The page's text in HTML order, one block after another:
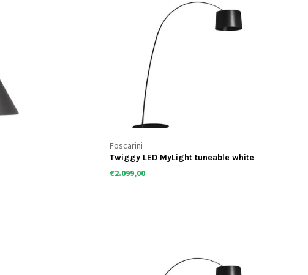
Foscarini
Twiggy LED MyLight tuneable white
vloerlamp
€2.099,00